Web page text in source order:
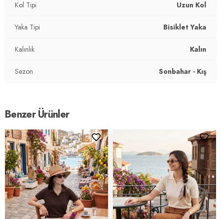
Kalınlık:
Kalıp Bilgisi:
Yaş Grubu:
Kol Tipi Uzun Kol
Yaka Tipi Bisiklet Yaka
Kalınlık Kalın
Sezon Sonbahar - Kış
Benzer Ürünler